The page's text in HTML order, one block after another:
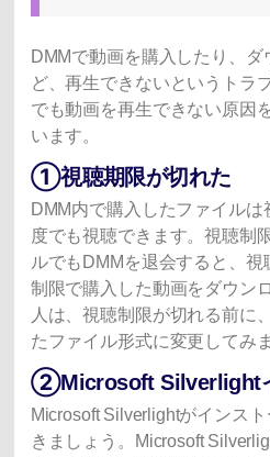
DMMで動画を購入したり、
ど、再生できないというトラ
でも動画を再生できない原因
います。
①視聴期限が切れた
DMM内で購入したファイル
度でも視聴できます。視聴制
ルでもDMMを退会すると、
制限で購入した動画をダウン
人は、視聴制限が切れる前に
たファイル形式に変更してみ
②Microsoft Silverlight
Microsoft Silverlightがインス
きましょう。Microsoft